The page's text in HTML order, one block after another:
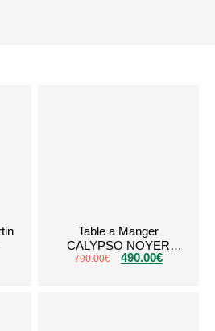
Table a Manger
CALYPSO NOYER
TRAVERTIN
790.00€ 490.00€